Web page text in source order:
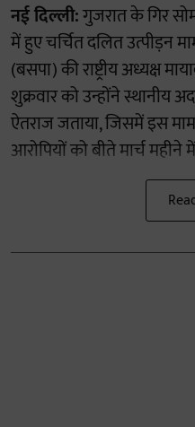
नई दिल्ली:गुजरात के गिर
में हुए चर्चित दलित उत्पीड़न
(बसपा) की राष्ट्रीय अध्यक्ष
शुक्रवार को उन्होंने
ऐतराज जताया, जिसमें इस
आरोपियों को बीते मार्च महीने